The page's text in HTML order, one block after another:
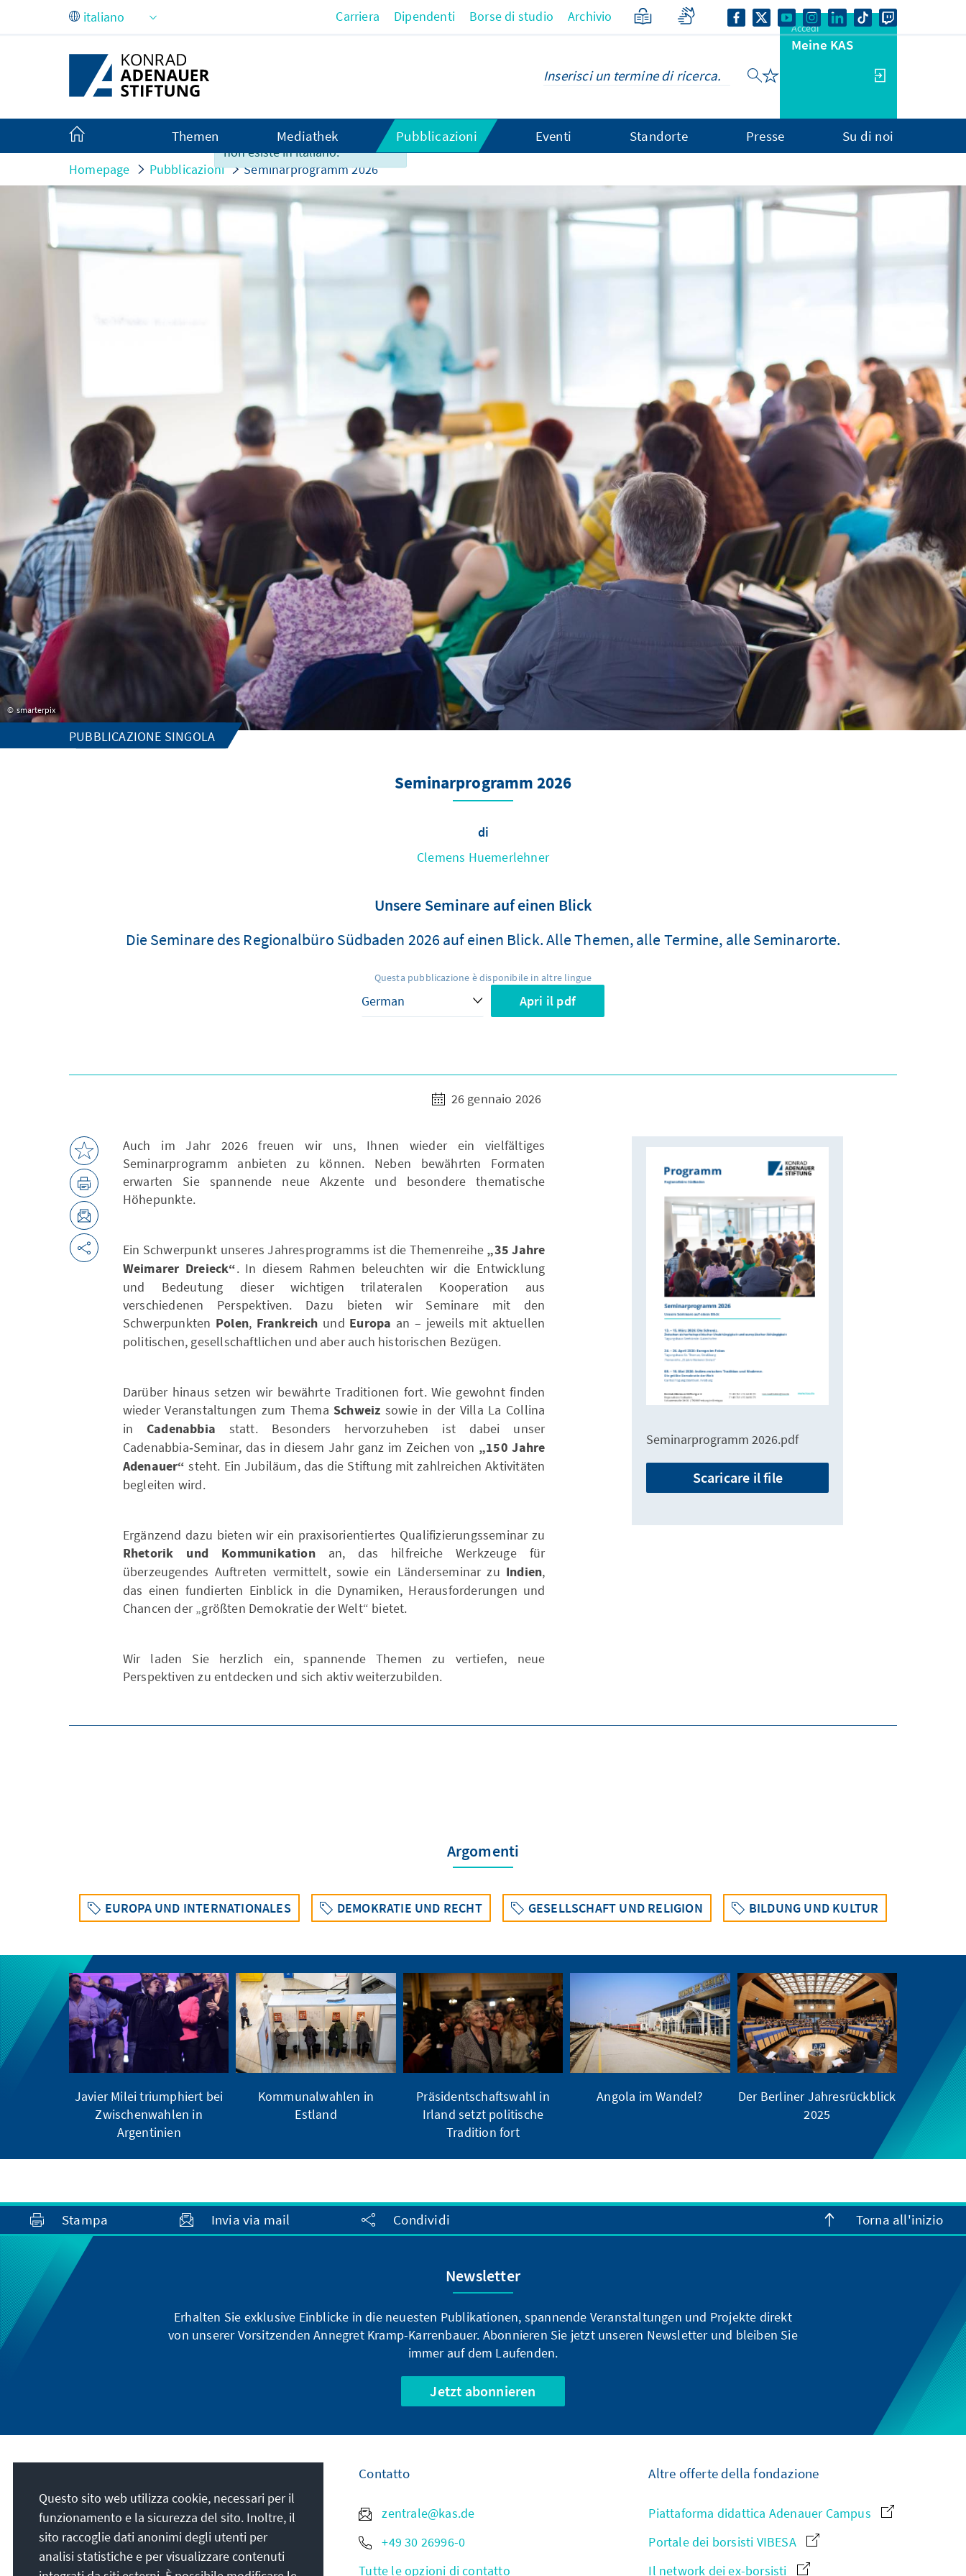
Skip to Main Content
Purtroppo questo contenuto
non esiste in italiano.
Carriera Dipendenti Borse di studio Archivio
Accedi
Meine KAS
Themen Mediathek Pubblicazioni Eventi Standorte Presse Su di noi
Homepage Pubblicazioni Seminarprogramm 2026
smarterpix
PUBBLICAZIONE SINGOLA
Seminarprogramm 2026
di
Clemens Huemerlehner
Unsere Seminare auf einen Blick
Die Seminare des Regionalbüro Südbaden 2026 auf einen Blick. Alle Themen, alle Termine, alle Seminarorte.
Questa pubblicazione è disponibile in altre lingue
Apri il pdf
26 gennaio 2026
Auch im Jahr 2026 freuen wir uns, Ihnen wieder ein vielfältiges
Seminarprogramm anbieten zu können. Neben bewährten Formaten
erwarten Sie spannende neue Akzente und besondere thematische
Höhepunkte.
Ein Schwerpunkt unseres Jahresprogramms ist die Themenreihe „35 Jahre
Weimarer Dreieck“. In diesem Rahmen beleuchten wir die Entwicklung
und Bedeutung dieser wichtigen trilateralen Kooperation aus
verschiedenen Perspektiven. Dazu bieten wir Seminare mit den
Schwerpunkten Polen, Frankreich und Europa an – jeweils mit aktuellen
politischen, gesellschaftlichen und aber auch historischen Bezügen.
Darüber hinaus setzen wir bewährte Traditionen fort. Wie gewohnt finden
wieder Veranstaltungen zum Thema Schweiz sowie in der Villa La Collina
in Cadenabbia statt. Besonders hervorzuheben ist dabei unser
Cadenabbia‑Seminar, das in diesem Jahr ganz im Zeichen von „150 Jahre
Adenauer“ steht. Ein Jubiläum, das die Stiftung mit zahlreichen Aktivitäten
begleiten wird.
Ergänzend dazu bieten wir ein praxisorientiertes Qualifizierungsseminar zu
Rhetorik und Kommunikation an, das hilfreiche Werkzeuge für
überzeugendes Auftreten vermittelt, sowie ein Länderseminar zu Indien,
das einen fundierten Einblick in die Dynamiken, Herausforderungen und
Chancen der „größten Demokratie der Welt“ bietet.
Wir laden Sie herzlich ein, spannende Themen zu vertiefen, neue
Perspektiven zu entdecken und sich aktiv weiterzubilden.
Seminarprogramm 2026.pdf
Scaricare il file
Argomenti
EUROPA UND INTERNATIONALES DEMOKRATIE UND RECHT GESELLSCHAFT UND RELIGION BILDUNG UND KULTUR
Javier Milei triumphiert bei
Zwischenwahlen in
Argentinien
Kommunalwahlen in
Estland
Präsidentschaftswahl in
Irland setzt politische
Tradition fort
Angola im Wandel?
Der Berliner Jahresrückblick
2025
Stampa Invia via mail Condividi Torna all'inizio
Newsletter
Erhalten Sie exklusive Einblicke in die neuesten Publikationen, spannende Veranstaltungen und Projekte direkt
von unserer Vorsitzenden Annegret Kramp-Karrenbauer. Abonnieren Sie jetzt unseren Newsletter und bleiben Sie
immer auf dem Laufenden.
Jetzt abonnieren
Die Konrad-Adenauer-Stiftung setzt sich
national und international durch politische
Bildung für Frieden, Freiheit und
Gerechtigkeit ein. Wir fördern und bewahren
Contatto
zentrale@kas.de
+49 30 26996-0
Tutte le opzioni di contatto
Altre offerte della fondazione
Piattaforma didattica Adenauer Campus
Portale dei borsisti VIBESA
Il network dei ex-borsisti
Questo sito web utilizza cookie, necessari per il
funzionamento e la sicurezza del sito. Inoltre, il
sito raccoglie dati anonimi degli utenti per
analisi statistiche e per visualizzare contenuti